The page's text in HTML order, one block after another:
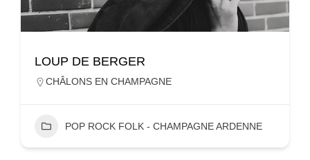
LOUP DE BERGER
CHÂLONS EN CHAMPAGNE
POP ROCK FOLK - CHAMPAGNE ARDENNE